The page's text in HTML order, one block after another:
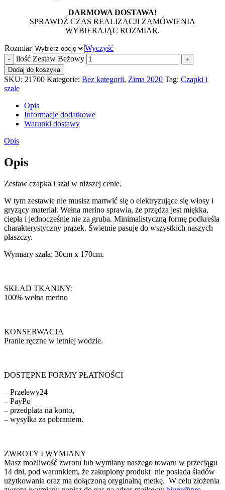
DARMOWA DOSTAWA!
SPRAWDŹ CZAS REALIZACJI ZAMÓWIENIA
WYBIERAJĄC ROZMIAR.
Rozmiar
Wyczyść
ilość Zestaw Beżowy
Dodaj do koszyka
SKU: 21700 Kategorie: Bez kategorii, Zima 2020 Tag: Czapki i
szale
Opis
Informacje dodatkowe
Warunki dostawy
Opis
Opis
Zestaw czapka i szal w niższej cenie.
W tym zestawie nie musisz martwić się o elektryzujące się włosy i
gryzący materiał. Wełna merino sprawia, że przędza jest miękka,
ciepła i jednocześnie nie za gruba. Minimalistyczną formę podkreśla
charakterystyczny prążek. Świetnie pasuje do wszystkich naszych
płaszczy.
Wymiary szala: 30cm x 170cm.
SKŁAD TKANINY:
100% wełna merino
KONSERWACJA
Pranie ręczne w letniej wodzie.
DOSTĘPNE FORMY PŁATNOŚCI
– Przelewy24
– PayPo
– przedpłata na konto,
– wysyłka za pobraniem.
ZWROTY I WYMIANY
Masz możliwość zwrotu lub wymiany naszego towaru w przeciągu
14 dni, pod warunkiem, że zakupiony produkt nie posiada śladów
użytkowania oraz ma dołączoną oryginalną metkę. W celu złożenia